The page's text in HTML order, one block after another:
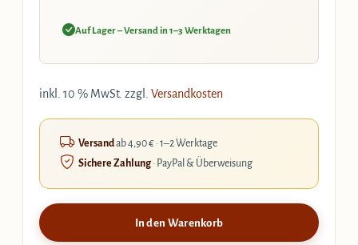
Auf Lager – Versand in 1–3 Werktagen
inkl. 10 % MwSt. zzgl. Versandkosten
Versandab 4,90 € · 1–2 Werktage
Sichere Zahlung· PayPal & Überweisung
In den Warenkorb